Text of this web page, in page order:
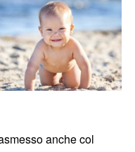
anche col